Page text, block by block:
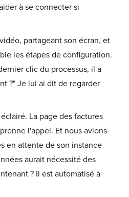
à se connecter si
partageant son écran, et
les étapes de configuration.
clic du processus, il a
?" Je lui ai dit de regarder
La page des factures
l'appel. Et nous avions
en attente de son instance
aurait nécessité des
? Il est automatisé à